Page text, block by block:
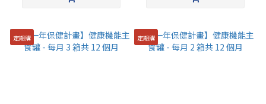
定期購 定期購